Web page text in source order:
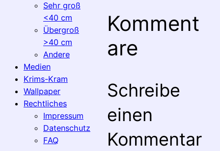
Sehr groß
<40 cm
Übergroß
>40 cm
Andere
Medien
Krims-Kram
Wallpaper
Rechtliches
Impressum
Datenschutz
FAQ
Komment
are
Schreibe
einen
Kommentar